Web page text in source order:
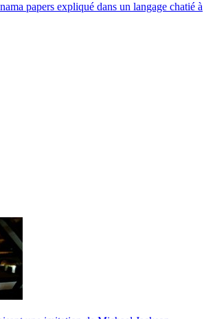
papers expliqué dans un langage chatié à